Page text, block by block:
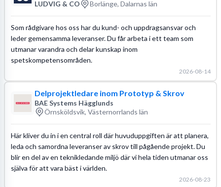
LUDVIG & CO Borlänge, Dalarnas län
Som rådgivare hos oss har du kund- och uppdragsansvar och
leder gemensamma leveranser. Du får arbeta i ett team som
utmanar varandra och delar kunskap inom
spetskompetensområden.
2026-08-14
Delprojektledare inom Prototyp & Skrov
BAE Systems Hägglunds
Örnsköldsvik, Västernorrlands län
Här kliver du in i en central roll där huvuduppgiften är att planera,
leda och samordna leveranser av skrov till pågående projekt. Du
blir en del av en teknikledande miljö där vi hela tiden utmanar oss
själva för att vara bäst i världen.
2026-08-23